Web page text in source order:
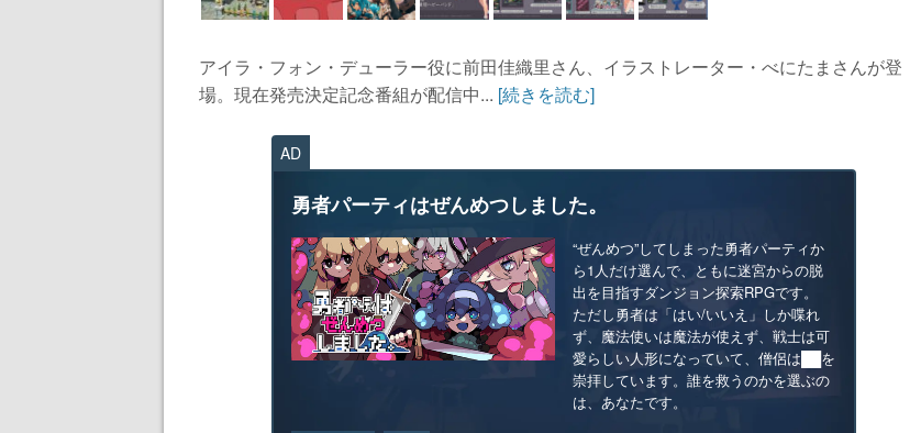
アイラ・フォン・デューラー役に前田佳織里さん、イラストレーター・べにたまさんが登
場。現在発売決定記念番組が配信中... [続きを読む]
AD
勇者パーティはぜんめつしました。
“ぜんめつ”してしまった勇者パーティか
ら1人だけ選んで、ともに迷宮からの脱
出を目指すダンジョン探索RPGです。
ただし勇者は「はい/いいえ」しか喋れ
ず、魔法使いは魔法が使えず、戦士は可
愛らしい人形になっていて、僧侶は██を
崇拝しています。誰を救うのかを選ぶの
は、あなたです。